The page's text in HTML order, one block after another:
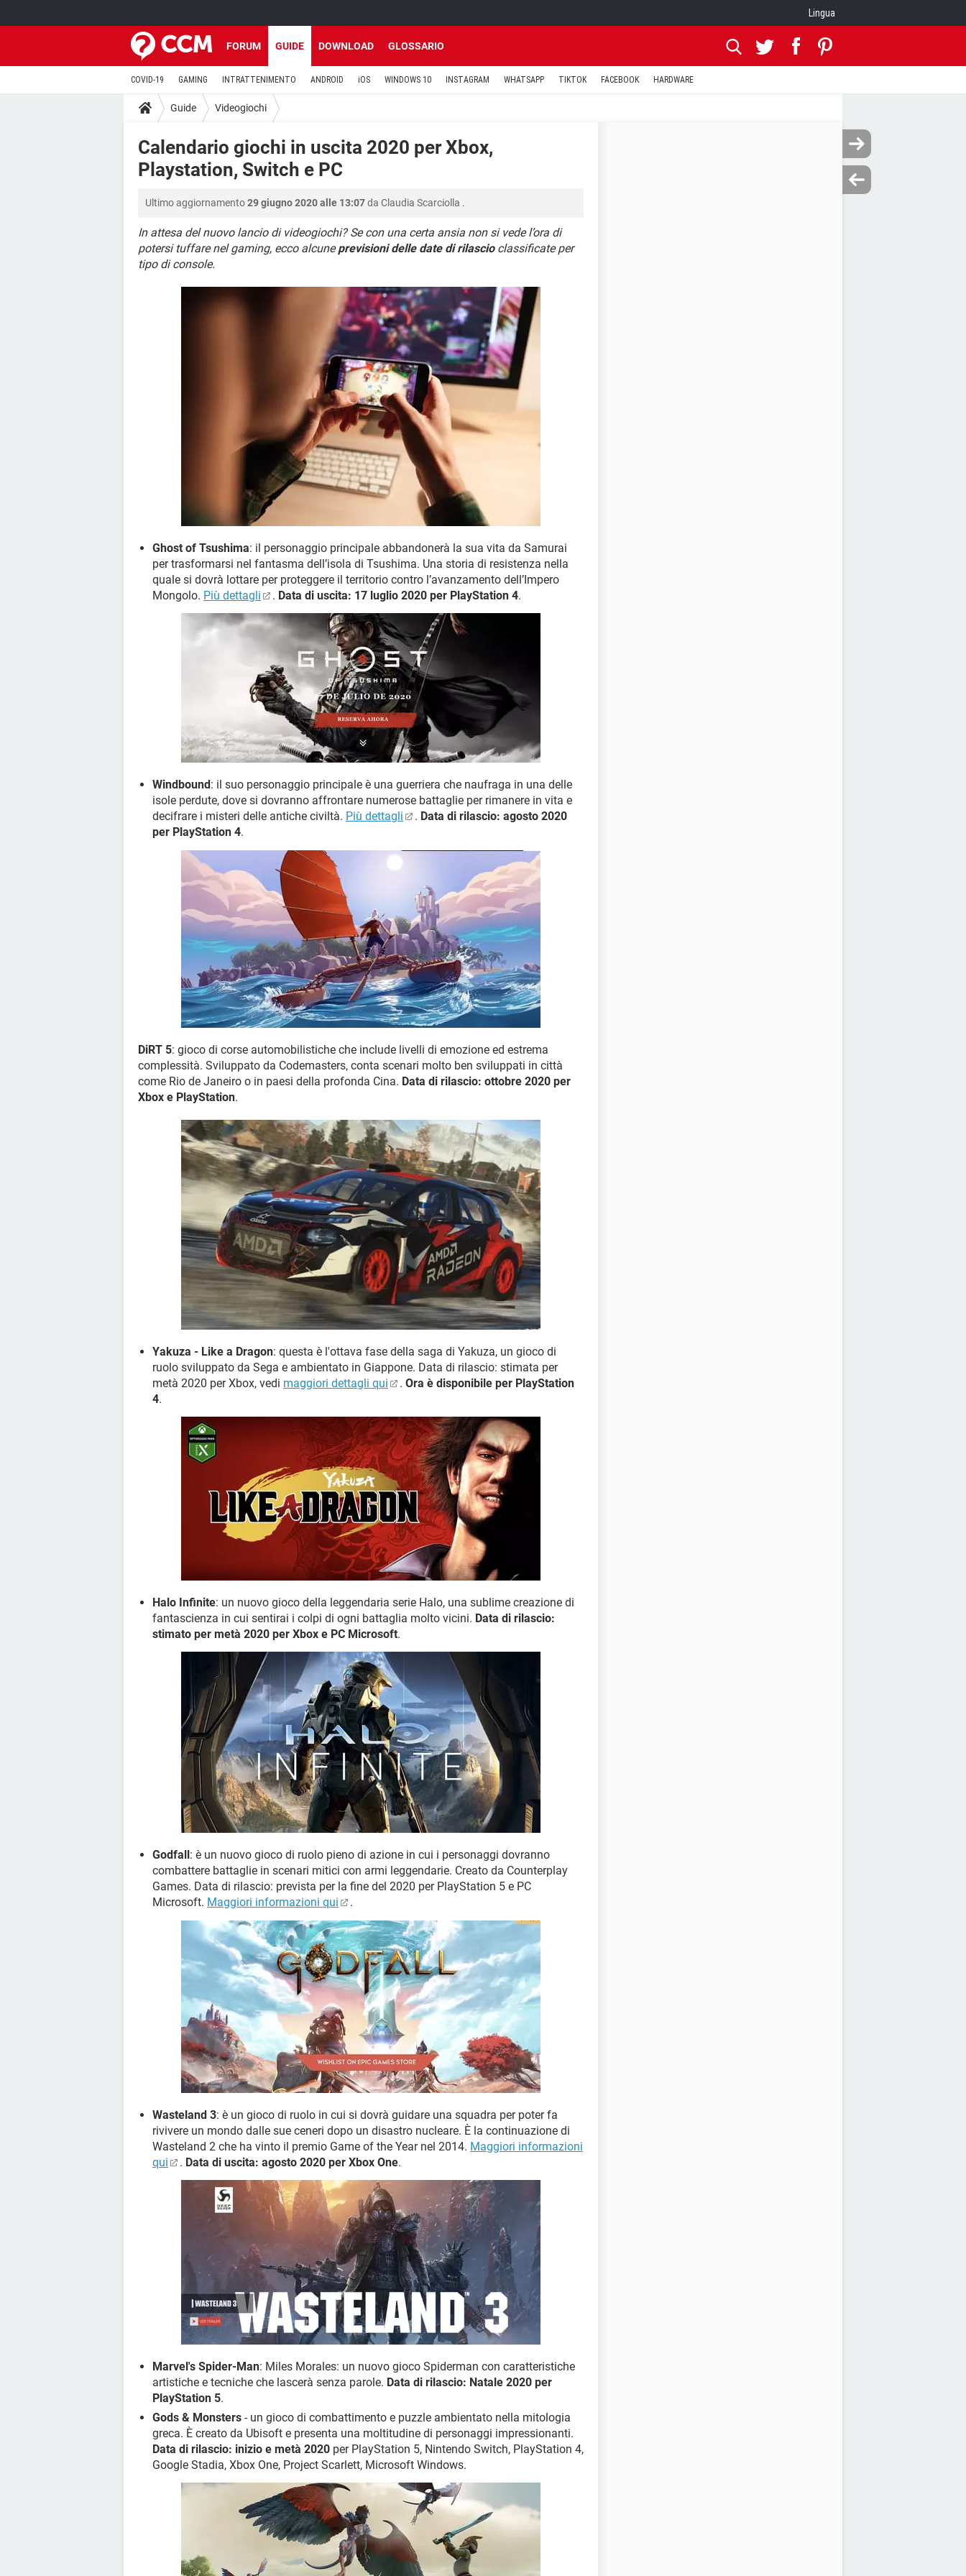
Lingua
FORUM GUIDE DOWNLOAD GLOSSARIO
COVID-19 GAMING INTRATTENIMENTO ANDROID iOS WINDOWS 10 INSTAGRAM WHATSAPP TIKTOK FACEBOOK HARDWARE
Guide Videogiochi
Calendario giochi in uscita 2020 per Xbox,
Playstation, Switch e PC
Ultimo aggiornamento29 giugno 2020 alle 13:07da Claudia Scarciolla .
In attesa del nuovo lancio di videogiochi? Se con una certa ansia non si vede l’ora di
potersi tuffare nel gaming, ecco alcuneprevisioni delle date di rilascioclassificate per
tipo di console.
Ghost of Tsushima: il personaggio principale abbandonerà la sua vita da Samurai
per trasformarsi nel fantasma dell’isola di Tsushima. Una storia di resistenza nella
quale si dovrà lottare per proteggere il territorio contro l’avanzamento dell’Impero
Mongolo. Più dettagli . Data di uscita: 17 luglio 2020 per PlayStation 4.
Windbound : il suo personaggio principale è una guerriera che naufraga in una delle
isole perdute, dove si dovranno affrontare numerose battaglie per rimanere in vita e
decifrare i misteri delle antiche civiltà. Più dettagli . Data di rilascio: agosto 2020
per PlayStation 4.
DiRT 5: gioco di corse automobilistiche che include livelli di emozione ed estrema
complessità. Sviluppato da Codemasters, conta scenari molto ben sviluppati in città
come Rio de Janeiro o in paesi della profonda Cina. Data di rilascio: ottobre 2020 per
Xbox e PlayStation.
Yakuza - Like a Dragon: questa è l'ottava fase della saga di Yakuza, un gioco di
ruolo sviluppato da Sega e ambientato in Giappone. Data di rilascio: stimata per
metà 2020 per Xbox, vedi maggiori dettagli qui . Ora è disponibile per PlayStation
4.
Halo Infinite: un nuovo gioco della leggendaria serie Halo, una sublime creazione di
fantascienza in cui sentirai i colpi di ogni battaglia molto vicini. Data di rilascio:
stimato per metà 2020 per Xbox e PC Microsoft.
Godfall : è un nuovo gioco di ruolo pieno di azione in cui i personaggi dovranno
combattere battaglie in scenari mitici con armi leggendarie. Creato da Counterplay
Games. Data di rilascio: prevista per la fine del 2020 per PlayStation 5 e PC
Microsoft. Maggiori informazioni qui .
Wasteland 3: è un gioco di ruolo in cui si dovrà guidare una squadra per poter fa
rivivere un mondo dalle sue ceneri dopo un disastro nucleare. È la continuazione di
Wasteland 2 che ha vinto il premio Game of the Year nel 2014. Maggiori informazioni
qui
. Data di uscita: agosto 2020 per Xbox One.
Marvel's Spider-Man: Miles Morales: un nuovo gioco Spiderman con caratteristiche
artistiche e tecniche che lascerà senza parole. Data di rilascio: Natale 2020 per
PlayStation 5.
Gods & Monsters - un gioco di combattimento e puzzle ambientato nella mitologia
greca. È creato da Ubisoft e presenta una moltitudine di personaggi impressionanti.
Data di rilascio: inizio e metà 2020 per PlayStation 5, Nintendo Switch, PlayStation 4,
Google Stadia, Xbox One, Project Scarlett, Microsoft Windows.